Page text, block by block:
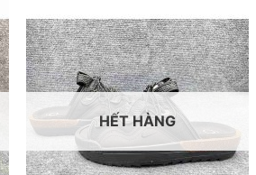
HẾT HÀNG